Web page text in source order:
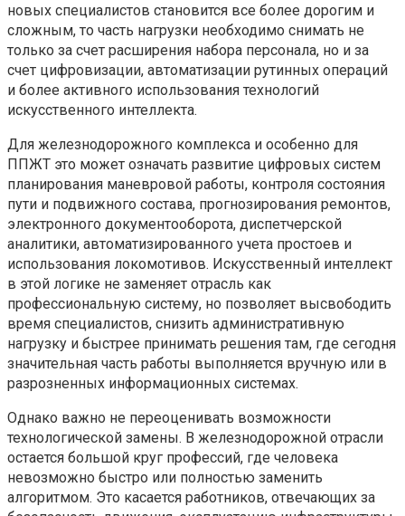
новых специалистов становится все более дорогим и
сложным, то часть нагрузки необходимо снимать не
только за счет расширения набора персонала, но и за
счет цифровизации, автоматизации рутинных операций
и более активного использования технологий
искусственного интеллекта.
Для железнодорожного комплекса и особенно для
ППЖТ это может означать развитие цифровых систем
планирования маневровой работы, контроля состояния
пути и подвижного состава, прогнозирования ремонтов,
электронного документооборота, диспетчерской
аналитики, автоматизированного учета простоев и
использования локомотивов. Искусственный интеллект
в этой логике не заменяет отрасль как
профессиональную систему, но позволяет высвободить
время специалистов, снизить административную
нагрузку и быстрее принимать решения там, где сегодня
значительная часть работы выполняется вручную или в
разрозненных информационных системах.
Однако важно не переоценивать возможности
технологической замены. В железнодорожной отрасли
остается большой круг профессий, где человека
невозможно быстро или полностью заменить
алгоритмом. Это касается работников, отвечающих за